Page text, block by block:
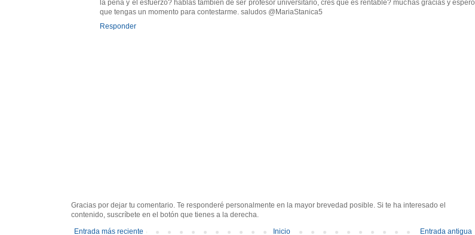
la pena y el esfuerzo? hablas tambien de ser profesor universitario, cres que es rentable? muchas gracias y espero
que tengas un momento para contestarme. saludos @MariaStanica5
Responder
Gracias por dejar tu comentario. Te responderé personalmente en la mayor brevedad posible. Si te ha interesado el
contenido, suscríbete en el botón que tienes a la derecha.
Entrada más reciente
Entrada antigua
Inicio